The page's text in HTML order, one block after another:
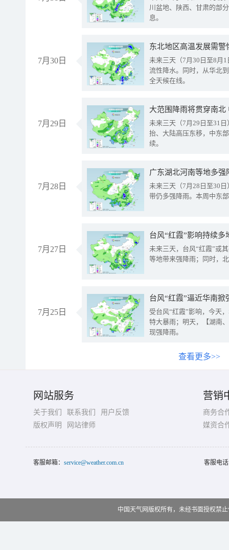
川盆地、陕西、甘肃的部
息。
7月30日
东北地区高温发展需
未来三天（7月30日至8月
流性降水。同时，从华北
全天候在线。
7月29日
大范围降雨将贯穿南
未来三天（7月29日至31
抬、大陆高压东移，中东
续。
7月28日
广东湖北河南等地多
未来三天（7月28日至30
带仍多强降雨。本周中东
7月27日
台风“红霞”影响持续
未来三天，台风“红霞”或
等地带来强降雨；同时，
7月25日
台风“红霞”逼近华南
受台风“红霞”影响，今天
特大暴雨；明天，【湖南
现强降雨。
查看更多>>
网站服务
关于我们 联系我们
用户反馈
版权声明
网站律师
营销
商务合
媒资合
客服邮箱： service@weather.com.cn 客服电
中国天气网版权所有，未经书面授权